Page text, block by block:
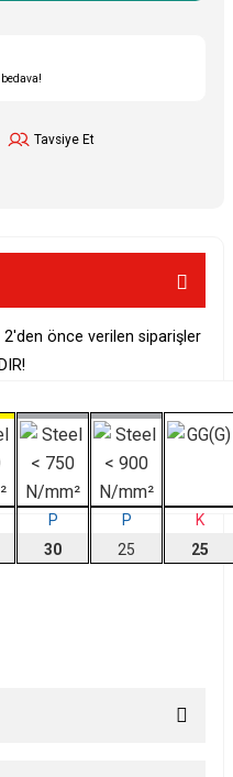
Tavsiye Et
önce verilen siparişler
P
30
P
25
K
25